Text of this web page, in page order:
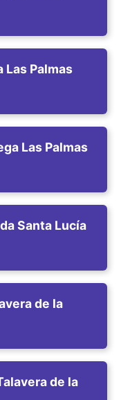
Las Palmas
Las Palmas
Santa Lucía
de la
de la